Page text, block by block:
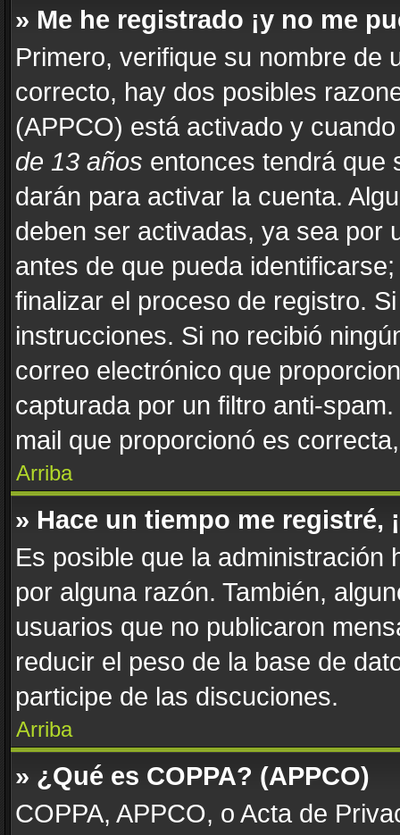
» Me he registrado ¡y no me
Primero, verifique su nombre de
correcto, hay dos posibles
(APPCO) está activado y
de 13 años entonces tendrá que
darán para activar la cuenta.
deben ser activadas, ya sea por
antes de que pueda
finalizar el proceso de registro.
instrucciones. Si no recibió
correo electrónico que
capturada por un filtro anti-
mail que proporcionó es
Arriba
» Hace un tiempo me registré,
Es posible que la
por alguna razón. También,
usuarios que no publicaron
reducir el peso de la base de
participe de las discuciones.
Arriba
» ¿Qué es COPPA? (APPCO)
COPPA, APPCO, o Acta de